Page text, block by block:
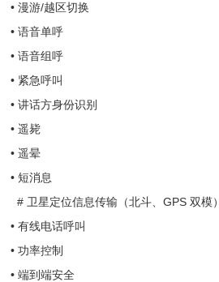
• 漫游/越区切换
• 语音单呼
• 语音组呼
• 紧急呼叫
• 讲话方身份识别
• 遥毙
• 遥晕
• 短消息
# 卫星定位信息传输（北斗、GPS 双模）
• 有线电话呼叫
• 功率控制
• 端到端安全